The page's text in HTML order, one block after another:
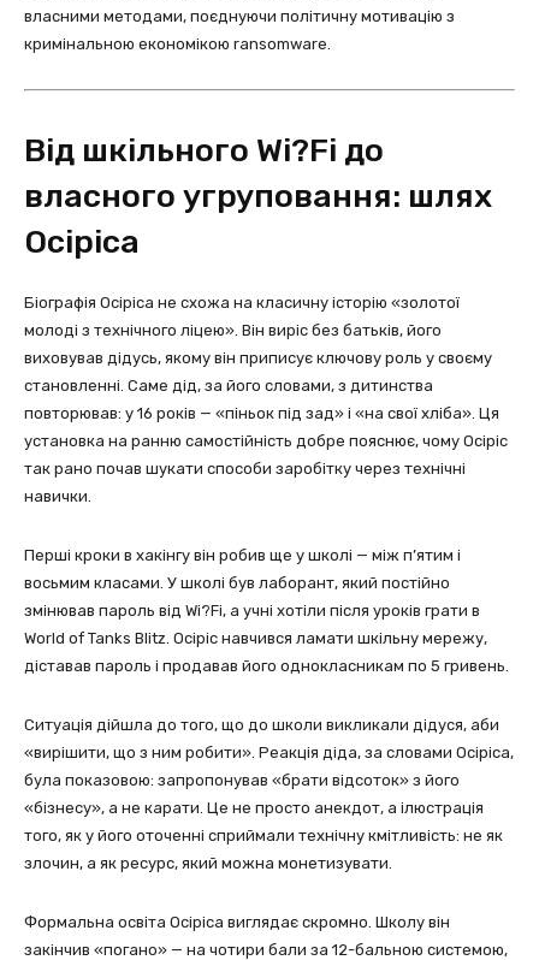
власними методами, поєднуючи політичну мотивацію з
кримінальною економікою ransomware.
Від шкільного Wi?Fi до
власного угруповання: шлях
Осіріса
Біографія Осіріса не схожа на класичну історію «золотої
молоді з технічного ліцею». Він виріс без батьків, його
виховував дідусь, якому він приписує ключову роль у своєму
становленні. Саме дід, за його словами, з дитинства
повторював: у 16 років — «піньок під зад» і «на свої хліба». Ця
установка на ранню самостійність добре пояснює, чому Осіріс
так рано почав шукати способи заробітку через технічні
навички.
Перші кроки в хакінгу він робив ще у школі — між п’ятим і
восьмим класами. У школі був лаборант, який постійно
змінював пароль від Wi?Fi, а учні хотіли після уроків грати в
World of Tanks Blitz. Осіріс навчився ламати шкільну мережу,
діставав пароль і продавав його однокласникам по 5 гривень.
Ситуація дійшла до того, що до школи викликали дідуся, аби
«вирішити, що з ним робити». Реакція діда, за словами Осіріса,
була показовою: запропонував «брати відсоток» з його
«бізнесу», а не карати. Це не просто анекдот, а ілюстрація
того, як у його оточенні сприймали технічну кмітливість: не як
злочин, а як ресурс, який можна монетизувати.
Формальна освіта Осіріса виглядає скромно. Школу він
закінчив «погано» — на чотири бали за 12-бальною системою,